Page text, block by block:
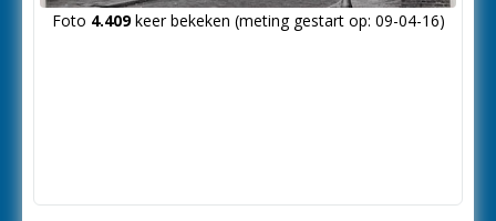
Foto 4.409keer bekeken (meting gestart op: 09-04-16)